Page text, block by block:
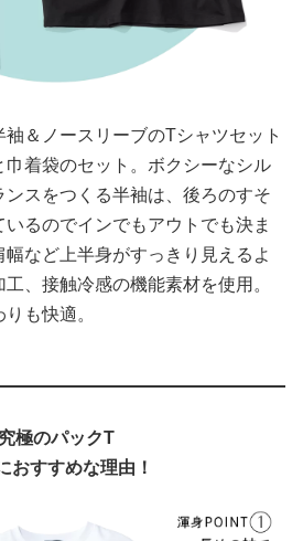
＆ノースリーブのTシャツセット
着袋のセット。ボクシーなシル
スをつくる半袖は、後ろのすそ
るのでインでもアウトでも決ま
など上半身がすっきり見えるよ
、接触冷感の機能素材を使用。
も快適。
究極のパックT
おすすめな理由！